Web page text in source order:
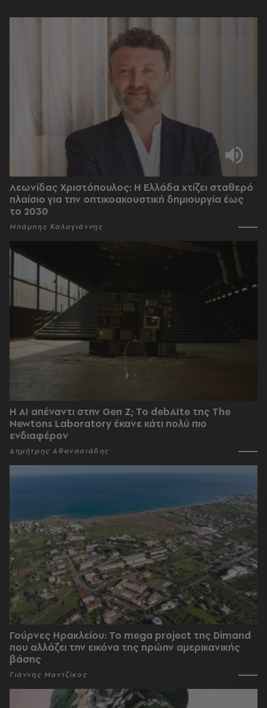
Λεωνίδας Χριστόπουλος: Η Ελλάδα χτίζει σταθερό
πλαίσιο για την οπτικοακουστική δημιουργία έως
το 2030
Μπάμπης Καλογιάννης
Η AI απέναντι στην Gen Z; Το debAIte της The
Newtons Laboratory έκανε κάτι πολύ πιο
ενδιαφέρον
Δημήτρης Αθανασιάδης
Γούρνες Ηρακλείου: To mega project της Dimand
που αλλάζει την εικόνα της πρώην αμερικανικής
βάσης
Γιάννης Μαντζίκος